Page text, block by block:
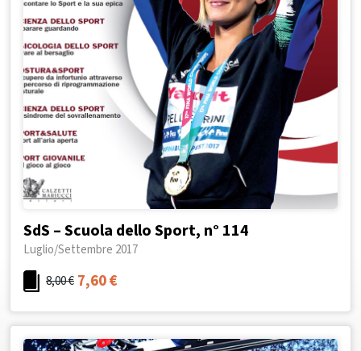
SdS – Scuola dello Sport, n° 114
Luglio/Settembre 2017
8,00€ 7,60€